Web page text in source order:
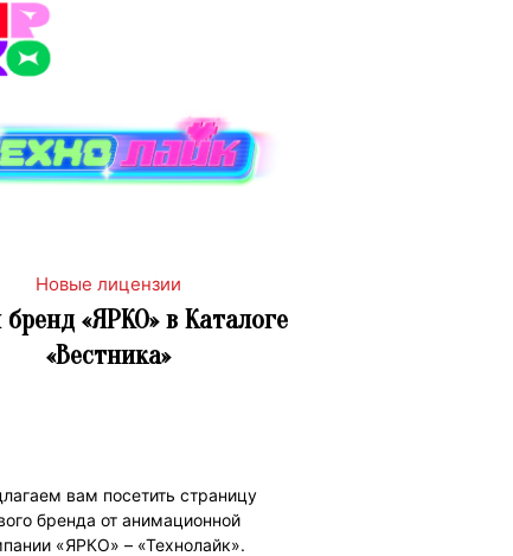
Новые лицензии
«ЯРКО» в Каталоге
«Вестника»
вам посетить страницу
бренда от анимационной
«ЯРКО» – «Технолайк».